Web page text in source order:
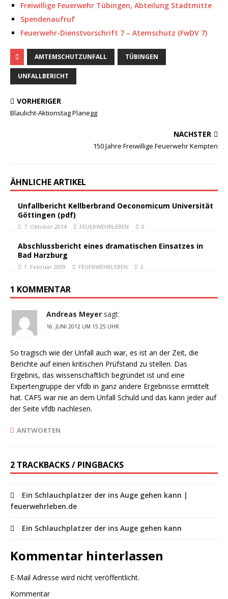
Freiwillige Feuerwehr Tübingen, Abteilung Stadtmitte
Spendenaufruf
Feuerwehr-Dienstvorschrift 7 – Atemschutz (FwDV 7)
AMTEMSCHUTZUNFALL TÜBINGEN
UNFALLBERICHT
VORHERIGER
Blaulicht-Aktionstag Planegg
NÄCHSTER
150 Jahre Freiwillige Feuerwehr Kempten
ÄHNLICHE ARTIKEL
Unfallbericht Kellberbrand Oeconomicum Universität
Göttingen (pdf)
7. Oktober 2014 FEUERWEHRLEBEN 0
Abschlussbericht eines dramatischen Einsatzes in
Bad Harzburg
1. Februar 2009 FEUERWEHRLEBEN 2
1 KOMMENTAR
Andreas Meyer sagt:
16. JUNI 2012 UM 15:25 UHR
So tragisch wie der Unfall auch war, es ist an der Zeit, die
Berichte auf einen kritischen Prüfstand zu stellen. Das
Ergebnis, das wissenschaftlich begründet ist und eine
Expertengruppe der vfdb in ganz andere Ergebnisse ermittelt
hat. CAFS war nie an dem Unfall Schuld und das kann jeder auf
der Seite vfdb nachlesen.
ANTWORTEN
2 TRACKBACKS / PINGBACKS
Ein Schlauchplatzer der ins Auge gehen kann |
feuerwehrleben.de
Ein Schlauchplatzer der ins Auge gehen kann
Kommentar hinterlassen
E-Mail Adresse wird nicht veröffentlicht.
Kommentar